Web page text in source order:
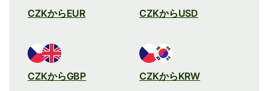
CZKからEUR CZKからUSD
CZKからGBP CZKからKRW